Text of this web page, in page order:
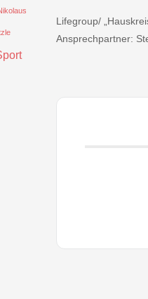
Lifegroup/
Ansprechpartner: